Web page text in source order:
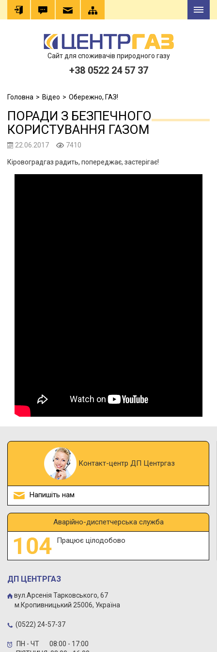
Сайт для споживачів природного газу
+38 0522 24 57 37
Головна Відео Обережно, ГАЗ!
ПОРАДИ З БЕЗПЕЧНОГО
КОРИСТУВАННЯ ГАЗОМ
22.06.2017 7410
Кіровоградгаз радить, попереджає, застерігає!
Контакт-центр ДП Центргаз
Напишіть нам
Аварійно-диспетчерська служба
Працює цілодобово
ДП ЦЕНТРГАЗ
вул.Арсенія Тарковського, 67
м.Кропивницький 25006, Україна
(0522) 24-57-37
ПН - ЧТ 08:00 - 17:00